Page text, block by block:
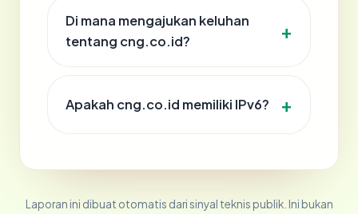
Di mana mengajukan keluhan
tentang cng.co.id?
Apakah cng.co.id memiliki IPv6?
Laporan ini dibuat otomatis dari sinyal teknis publik. Ini bukan